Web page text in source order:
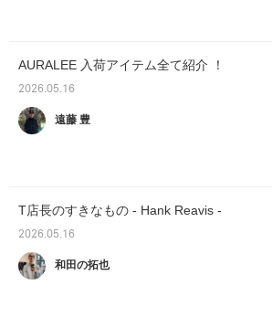
AURALEE 入荷アイテム全て紹介 ！
2026.05.16
遠藤 豊
T店長のすきなもの - Hank Reavis -
2026.05.16
和田の拓也